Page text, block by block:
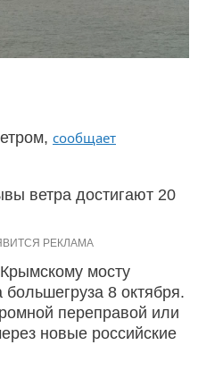
сообщает
ветра достигают 20
мосту
8 октября.
переправой или
новые российские